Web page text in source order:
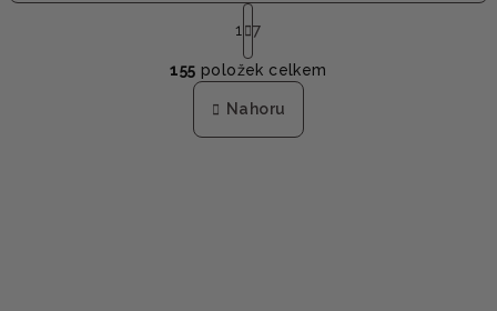
O
v
l
á
S
t
r
á
n
k
o
1 7
155 položek celkem
Nahoru